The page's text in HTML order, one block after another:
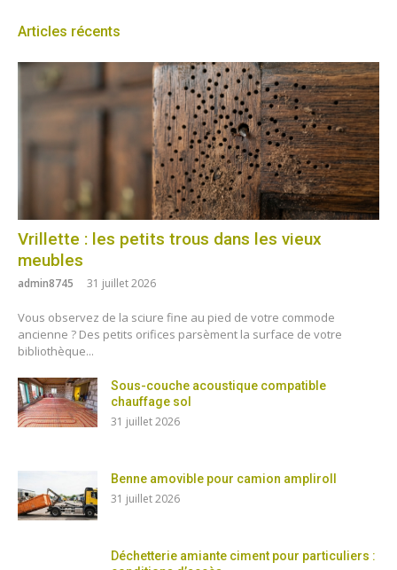
Articles récents
Vrillette : les petits trous dans les vieux
meubles
admin8745 31 juillet 2026
Vous observez de la sciure fine au pied de votre commode
ancienne ? Des petits orifices parsèment la surface de votre
bibliothèque...
Sous-couche acoustique compatible
chauffage sol
31 juillet 2026
Benne amovible pour camion ampliroll
31 juillet 2026
Déchetterie amiante ciment pour particuliers :